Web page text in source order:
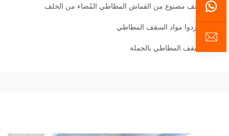
سقف مصنوع من القماش المطاطي المُضاء من الخلف
موردوا مواد السقف المطاطي
السقف المطاطي بالجملة